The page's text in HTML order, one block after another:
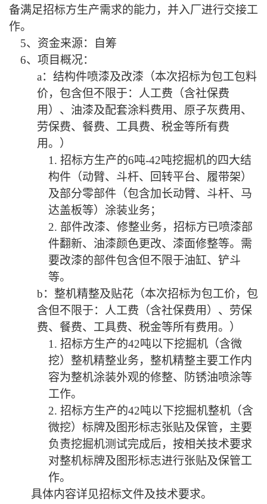
备满足招标方生产需求的能力，并入厂进行交接工
作。
5、资金来源：自筹
6、项目概况：
a：结构件喷漆及改漆（本次招标为包工包料
价，包含但不限于：人工费（含社保费
用）、油漆及配套涂料费用、原子灰费用、
劳保费、餐费、工具费、税金等所有费
用。）
1. 招标方生产的6吨-42吨挖掘机的四大结
构件（动臂、斗杆、回转平台、履带架）
及部分零部件（包含加长动臂、斗杆、马
达盖板等）涂装业务；
2. 部件改漆、修整业务， 招标方已喷漆部
件翻新、油漆颜色更改、漆面修整等。需
要改漆的部件包含但不限于油缸、铲斗
等。
b：整机精整及贴花（本次招标为包工价，包
含但不限于：人工费（含社保费用）、劳保
费、餐费、工具费、税金等所有费用。）
1. 招标方生产的42吨以下挖掘机 （含微
挖） 整机精整业务，整机精整主要工作内
容为整机涂装外观的修整、防锈油喷涂等
工作。
2. 招标方生产的42吨以下挖掘机整机 （含
微挖） 标牌及图形标志张贴及保管，主要
负责挖掘机测试完成后，按相关技术要求
对整机标牌及图形标志进行张贴及保管工
作。
具体内容详见招标文件及技术要求。